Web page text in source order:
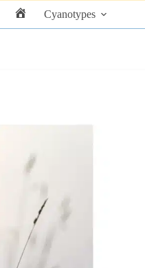
AccueilCyanotypes